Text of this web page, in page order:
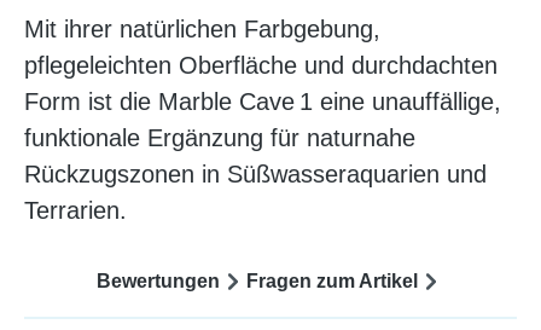
Mit ihrer natürlichen Farbgebung,
pflegeleichten Oberfläche und durchdachten
Form ist die Marble Cave 1 eine unauffällige,
funktionale Ergänzung für naturnahe
Rückzugszonen in Süßwasseraquarien und
Terrarien.
Bewertungen Fragen zum Artikel